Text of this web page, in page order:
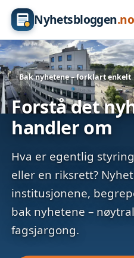
Nyhetsbloggen.no
Bak nyhetene – forklart enkelt
Forstå det
handler om
Hva er egentlig
eller en riksrett?
institusjonene,
bak nyhetene –
fagsjargong.